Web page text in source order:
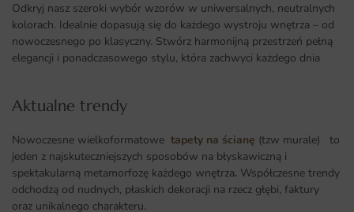
Odkryj nasz szeroki wybór wzorów w uniwersalnych, neutralnych
kolorach. Idealnie dopasują się do każdego wystroju wnętrza – od
nowoczesnego po klasyczny. Stwórz harmonijną przestrzeń pełną
elegancji i ponadczasowego stylu, która zachwyci każdego dnia
Aktualne trendy​
Nowoczesne wielkoformatowe tapety na ścianę (tzw murale) to
jeden z najskuteczniejszych sposobów na błyskawiczną i
spektakularną metamorfozę każdego wnętrza. Współczesne trendy
odchodzą od nudnych, płaskich dekoracji na rzecz głębi, faktury
oraz unikalnego charakteru.